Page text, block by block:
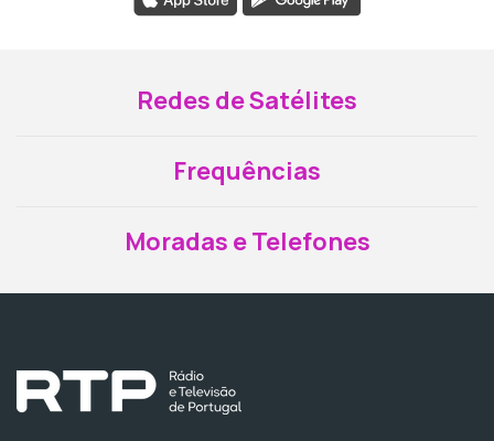
Redes de Satélites
Frequências
Moradas e Telefones